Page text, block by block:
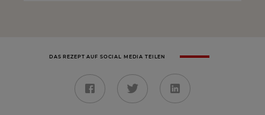
DAS REZEPT AUF SOCIAL MEDIA TEILEN